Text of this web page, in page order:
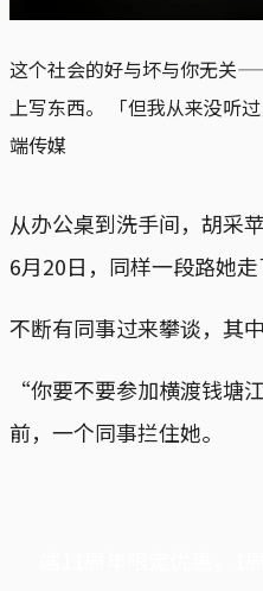
这个社会的好与坏与你无关
上写东西。 「但我从来没听过
端传媒
从办公桌到洗手间，胡采
6月20日，同样一段路她走
不断有同事过来攀谈，其
“你要不要参加横渡钱塘
前，一个同事拦住她。